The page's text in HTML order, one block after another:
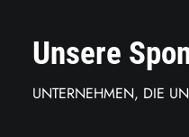
Unsere
UNTERNEHMEN, DIE